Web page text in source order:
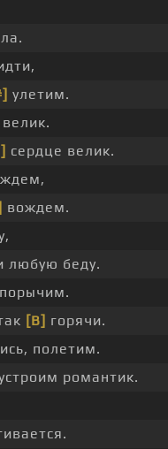
улетим.
велик.
сердце велик.
вождем.
любую беду.
[B] горячи.
полетим.
романтик.